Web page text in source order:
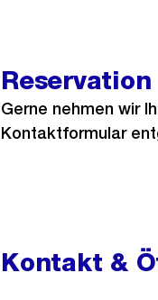
Reservation
Gerne nehmen wir
Kontaktformular
Kontakt &